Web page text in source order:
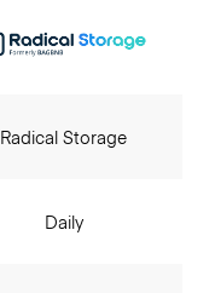
Radical Storage
Daily